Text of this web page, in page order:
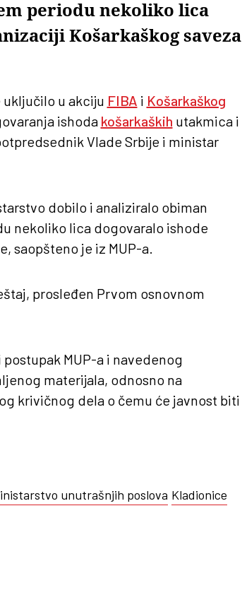
periodu nekoliko lica
Košarkaškog saveza
uključilo u akciju FIBA i Košarkaškog
ishoda košarkaških utakmica i
Vlade Srbije i ministar
dobilo i analiziralo obiman
nekoliko lica dogovaralo ishode
saopšteno je iz MUP-a.
prosleđen Prvom osnovnom
MUP-a i navedenog
materijala, odnosno na
krivičnog dela o čemu će javnost biti
unutrašnjih poslova Kladionice